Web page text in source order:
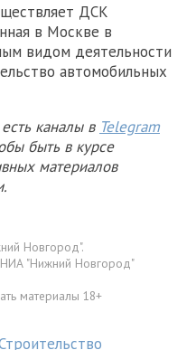
ДСК
в Москве в
видом деятельности
автомобильных
каналы в Telegram
быть в курсе
материалов
Новгород".
НИА "Нижний Новгород"
материалы 18+